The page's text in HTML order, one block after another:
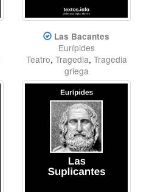
Las Bacantes
Eurípides
Teatro, Tragedia, Tragedia
griega